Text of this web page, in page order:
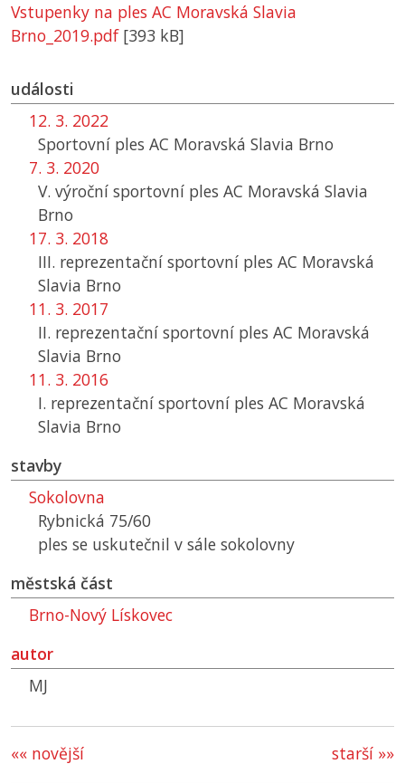
Vstupenky na ples AC Moravská Slavia
Brno_2019.pdf[393 kB]
události
12. 3. 2022
Sportovní ples AC Moravská Slavia Brno
7. 3. 2020
V. výroční sportovní ples AC Moravská Slavia
Brno
17. 3. 2018
III. reprezentační sportovní ples AC Moravská
Slavia Brno
11. 3. 2017
II. reprezentační sportovní ples AC Moravská
Slavia Brno
11. 3. 2016
I. reprezentační sportovní ples AC Moravská
Slavia Brno
stavby
Sokolovna
Rybnická 75/60
ples se uskutečnil v sále sokolovny
městská část
Brno-Nový Lískovec
autor
MJ
starší »»
«« novější